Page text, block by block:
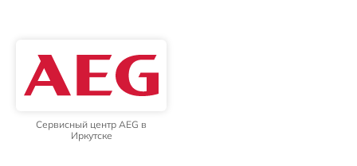
Сервисный центр AEG в
Иркутске